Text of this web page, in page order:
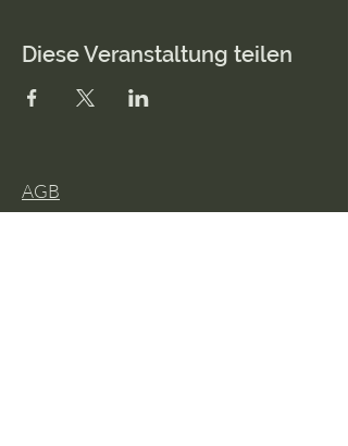
Diese Veranstaltung teilen
AGB